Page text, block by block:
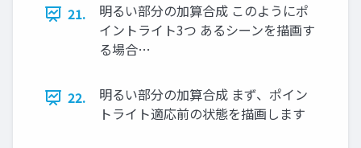
21.
明るい部分の加算合成 このようにポ
イントライト3つ あるシーンを描画す
る場合…
22.
明るい部分の加算合成 まず、ポイン
トライト適応前の状態を描画します